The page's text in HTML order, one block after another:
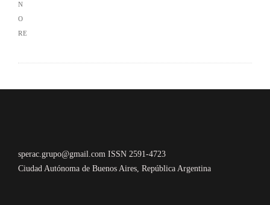
sperac.grupo@gmail.com ISSN 2591-4723
Ciudad Autónoma de Buenos Aires, República Argentina